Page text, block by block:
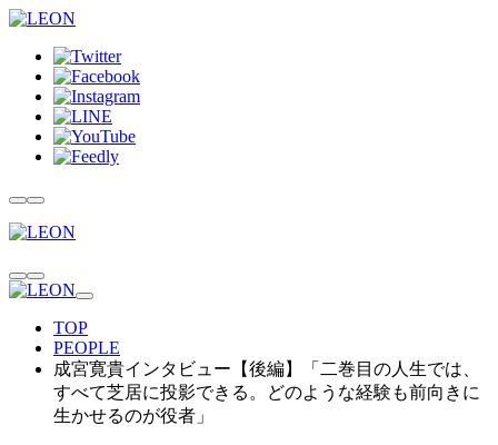
TOP
PEOPLE
成宮寛貴インタビュー【後編】「二巻目の人生では、
すべて芝居に投影できる。どのような経験も前向きに
生かせるのが役者」